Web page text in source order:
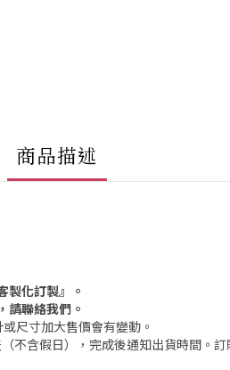
商品描述
製化訂製』。
請聯絡我們。
尺寸加大售價會有變動。
不含假日），完成後通知出貨時間。